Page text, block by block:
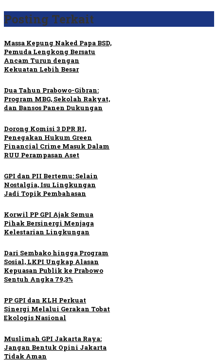
Posting Terkait
Massa Kepung Naked Papa BSD,
Pemuda Lengkong Bersatu
Ancam Turun dengan
Kekuatan Lebih Besar
Dua Tahun Prabowo-Gibran:
Program MBG, Sekolah Rakyat,
dan Bansos Panen Dukungan
Dorong Komisi 3 DPR RI,
Penegakan Hukum Green
Financial Crime Masuk Dalam
RUU Perampasan Aset
GPI dan PII Bertemu: Selain
Nostalgia, Isu Lingkungan
Jadi Topik Pembahasan
Korwil PP GPI Ajak Semua
Pihak Bersinergi Menjaga
Kelestarian Lingkungan
Dari Sembako hingga Program
Sosial, LKPI Ungkap Alasan
Kepuasan Publik ke Prabowo
Sentuh Angka 79,3%
PP GPI dan KLH Perkuat
Sinergi Melalui Gerakan Tobat
Ekologis Nasional
Muslimah GPI Jakarta Raya:
Jangan Bentuk Opini Jakarta
Tidak Aman